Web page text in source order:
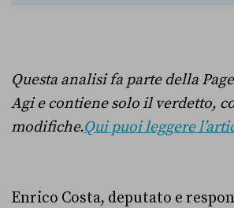
Questa analisi fa parte della
Agi e contiene solo il verdetto,
modifiche.Qui puoi leggere
Enrico Costa, deputato e